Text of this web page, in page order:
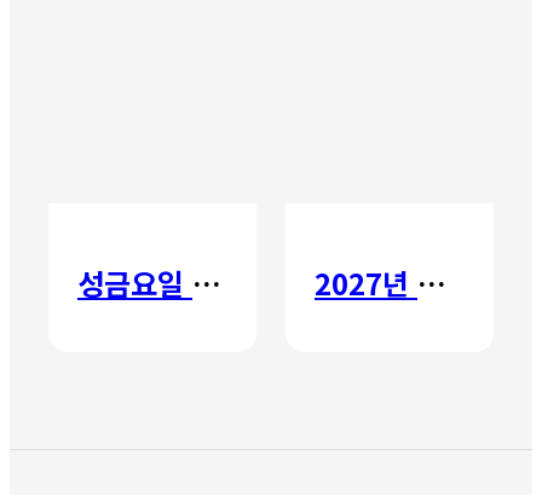
성금요일 칸타타 2027년 갈보리 어학원 유치부 신입생 모집